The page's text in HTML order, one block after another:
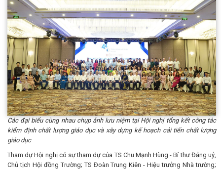
Các đại biểu cùng nhau chụp ảnh lưu niệm tại Hội nghị tổng kết công tác
kiểm định chất lượng giáo dục và xây dựng kế hoạch cải tiến chất lượng
giáo dục
Tham dự Hội nghị có sự tham dự của TS Chu Mạnh Hùng - Bí thư Đảng uỷ,
Chủ tịch Hội đồng Trường; TS Đoàn Trung Kiên - Hiệu trưởng Nhà trường;